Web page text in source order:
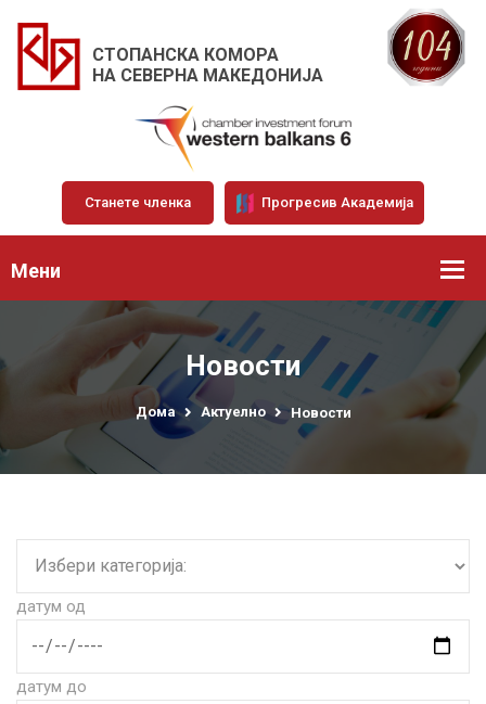
СТОПАНСКА КОМОРА
НА СЕВЕРНА МАКЕДОНИЈА
Станете членка Прогресив Академија
Мени
Новости
Дома Актуелно Новости
датум од
датум до